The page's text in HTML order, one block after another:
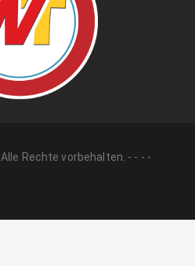
Alle Rechte vorbehalten. - - - -